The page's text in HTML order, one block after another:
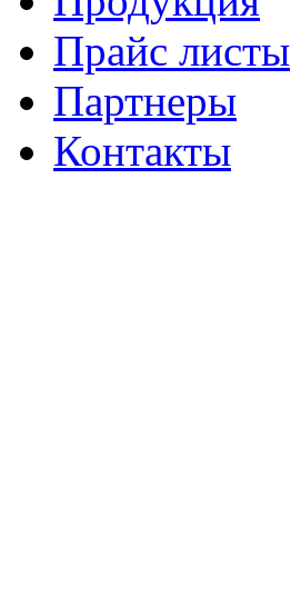
Прайс листы
Партнеры
Контакты